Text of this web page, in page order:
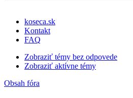
koseca.sk
Kontakt
FAQ
Zobraziť témy bez odpovede
Zobraziť aktívne témy
Obsah fóra